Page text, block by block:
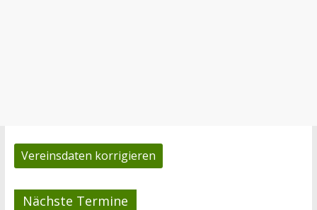
Vereinsdaten korrigieren
Nächste Termine